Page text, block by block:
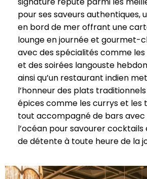
pour ses saveurs authentiques,
en bord de mer offrant une
lounge en journée et gourmet-
avec des spécialités comme
et des soirées langouste
ainsi qu’un restaurant indien
l’honneur des plats
épices comme les currys et les
tout accompagné de bars avec
l’océan pour savourer
de détente à toute heure de la